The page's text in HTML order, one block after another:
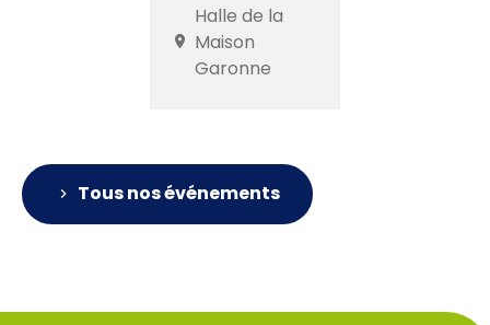
Halle de la
Maison
Garonne
Tous nos événements